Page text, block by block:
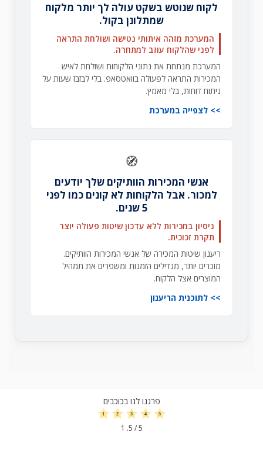
לקוח שנוטש בשקט עולה לך יותר מלקוח
שמתלונן בקול.
המערכת מזהה איתותי נטישה ושולחת התראה
לפני שהלקוח עוזב למתחרה.
המערכת מנתחת את נתוני הלקוחות ושולחת לאיש
המכירות התראה לפעולה בוואטסאפ. בלי לבזבז שעות על
ניתוח דוחות, בלי מאמץ.
לצפייה במערכת
🧭
אנשי המכירות הוותיקים שלך יודעים
למכור. אבל הלקוחות לא קונים כמו לפני
5 שנים.
ניסיון במכירות ללא עדכון שיטות פעולה יוצר
תקרת זכוכית.
ריענון שיטות המכירה של אנשי המכירות הוותיקים.
מוכרים יותר, מגדילים הזמנות ומשפרים את תמהיל
המוצרים אצל הלקוח.
לתוכנית הריענון
פרגנו לנו בכוכבים
5
/ 5.
1